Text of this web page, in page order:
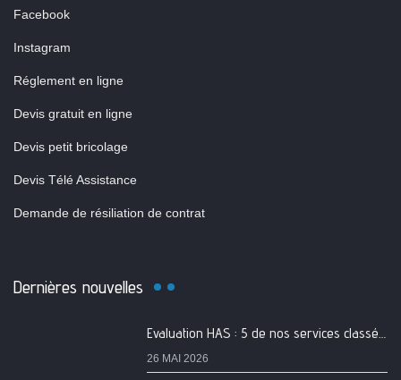
Facebook
Instagram
Réglement en ligne
Devis gratuit en ligne
Devis petit bricolage
Devis Télé Assistance
Demande de résiliation de contrat
Dernières nouvelles
Evaluation HAS : 5 de nos services classés A
26 MAI 2026